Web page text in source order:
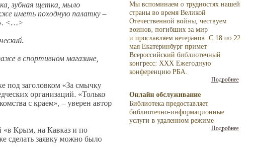
зубная щетка, мыло
иметь походную палатку –
<…>
в спортивном магазине,
под заголовком «За смычку
организаций. «Только
с краем», – уверен автор
«в Крым, на Кавказ и по
сделать заявку можно было
Мы вспоминаем о трудностях нашей
страны во время Великой
Отечественной войны, чествуем
воинов, погибших за мир
и прославляем ветеранов. С 18 по 22
мая Екатеринбург примет
Всероссийский библиотечный
конгресс: XXX Ежегодную
конференцию РБА.
Подробнее
Онлайн обслуживание
Библиотека предоставляет
библиотечно-информационные
услуги в удаленном режиме
Подробнее